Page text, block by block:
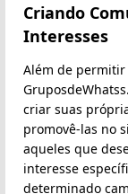
Criando
Interesses
Além de
criar suas
promovê-las no
aqueles que
interesse
determinado